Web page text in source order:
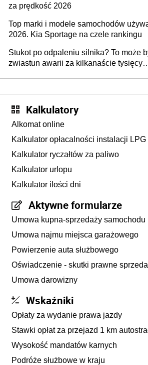
za prędkość 2026
Top marki i modele samochodów
2026. Kia Sportage na czele rankingu
Stukot po odpaleniu silnika? To może
zwiastun awarii za kilkanaście tysięcy
Kalkulatory
Alkomat online
Kalkulator opłacalności instalacji LPG
Kalkulator ryczałtów za paliwo
Kalkulator urlopu
Kalkulator ilości dni
Aktywne formularze
Umowa kupna-sprzedaży samochodu
Umowa najmu miejsca garażowego
Powierzenie auta służbowego
Oświadczenie - skutki prawne
Umowa darowizny
Wskaźniki
Opłaty za wydanie prawa jazdy
Stawki opłat za przejazd 1 km
Wysokość mandatów karnych
Podróże służbowe w kraju